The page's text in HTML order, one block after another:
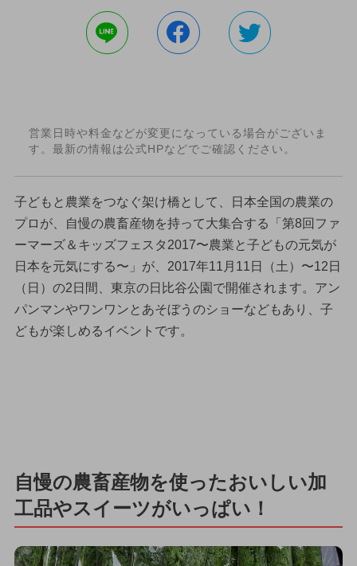
営業日時や料金などが変更になっている場合がございま
す。最新の情報は公式HPなどでご確認ください。
子どもと農業をつなぐ架け橋として、日本全国の農業の
プロが、自慢の農畜産物を持って大集合する「第8回ファ
ーマーズ＆キッズフェスタ2017〜農業と子どもの元気が
日本を元気にする〜」が、2017年11月11日（土）〜12日
（日）の2日間、東京の日比谷公園で開催されます。アン
パンマンやワンワンとあそぼうのショーなどもあり、子
どもが楽しめるイベントです。
自慢の農畜産物を使ったおいしい加
工品やスイーツがいっぱい！